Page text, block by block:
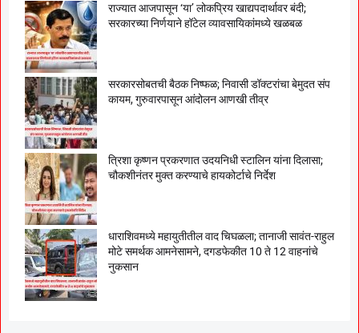
राज्यात आजपासून ‘या’ लोकप्रिय खाद्यपदार्थावर बंदी;
सरकारच्या निर्णयाने हॉटेल व्यावसायिकांमध्ये खळबळ
सरकारसोबतची बैठक निष्फळ; निवासी डॉक्टरांचा बेमुदत संप
कायम, गुरुवारपासून आंदोलन आणखी तीव्र
त्रिशा कृष्णन प्रकरणात उदयनिधी स्टालिन यांना दिलासा;
चौकशीनंतर मुक्त करण्याचे हायकोर्टाचे निर्देश
धाराशिवमध्ये महायुतीतील वाद चिघळला; तानाजी सावंत-राहुल
मोटे समर्थक आमनेसामने, दगडफेकीत 10 ते 12 वाहनांचे
नुकसान